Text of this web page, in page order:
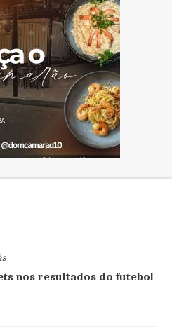
nos resultados do futebol